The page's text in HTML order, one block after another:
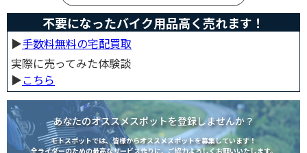
不要になったバイク用品高く売れます！
▶︎手数料無料の宅配買取
実際に売ってみた体験談
▶︎こちら
あなたのオススメスポットを登録しませんか？
モトスポットでは、皆様からオススメスポットを募集しています！
全ライダーのための最高なサービス作りに、ご協力よろしくお願いいたします。